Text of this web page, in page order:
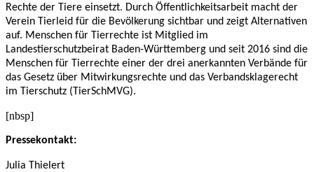
Rechte der Tiere einsetzt. Durch Öffentlichkeitsarbeit macht der
Verein Tierleid für die Bevölkerung sichtbar und zeigt Alternativen
auf. Menschen für Tierrechte ist Mitglied im
Landestierschutzbeirat Baden-Württemberg und seit 2016 sind die
Menschen für Tierrechte einer der drei anerkannten Verbände für
das Gesetz über Mitwirkungsrechte und das Verbandsklagerecht
im Tierschutz (TierSchMVG).
[nbsp]
Pressekontakt:
Julia Thielert